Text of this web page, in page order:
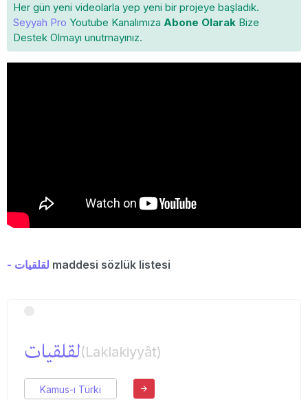
Her gün yeni videolarla yep yeni bir projeye başladık.
Seyyah Pro Youtube Kanalımıza Abone Olarak Bize
Destek Olmayı unutmayınız.
- لقلقیات maddesi sözlük listesi
لقلقیات(Laklakiyyât)
Kamus-ı Türki